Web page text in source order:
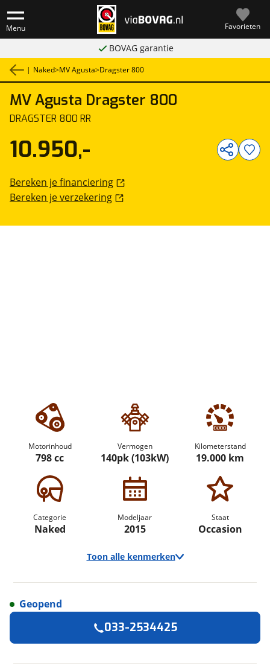
Menu Favorieten
BOVAG garantie
| Naked>MV Agusta>Dragster 800
MV Agusta Dragster 800
DRAGSTER 800 RR
Motorinhoud
798 cc
Vermogen
140pk (103kW)
Kilometerstand
19.000 km
Categorie
Naked
Modeljaar
2015
Staat
Occasion
Toon alle kenmerken
Merk
MV Agusta
Model
Dragster 800
10.950,-
Bereken je financiering
Bereken je verzekering
Geopend
033-2534425